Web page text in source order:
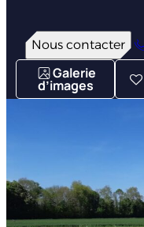
Nous contacter
Galerie
d’images